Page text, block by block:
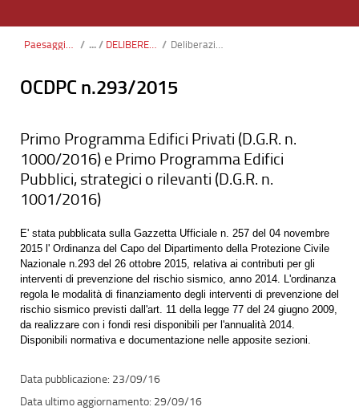
Paesaggio, Territorio, Urbanistica / DELIBERE CIPE / Deliberazione_CIPE n_143_2006tot.pdf
OCDPC n.293/2015
Primo Programma Edifici Privati (D.G.R. n.
1000/2016) e Primo Programma Edifici
Pubblici, strategici o rilevanti (D.G.R. n.
1001/2016)
E' stata pubblicata sulla Gazzetta Ufficiale n. 257 del 04 novembre
2015 l' Ordinanza del Capo del Dipartimento della Protezione Civile
Nazionale n.293 del 26 ottobre 2015, relativa ai contributi per gli
interventi di prevenzione del rischio sismico, anno 2014. L'ordinanza
regola le modalità di finanziamento degli interventi di prevenzione del
rischio sismico previsti dall'art. 11 della legge 77 del 24 giugno 2009,
da realizzare con i fondi resi disponibili per l'annualità 2014.
Disponibili normativa e documentazione nelle apposite sezioni.
23/09/16
29/09/16